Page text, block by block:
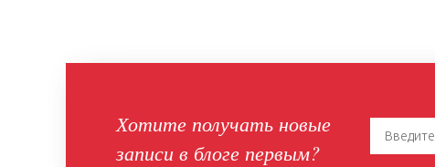
Хотите получать новые
записи в блоге первым?